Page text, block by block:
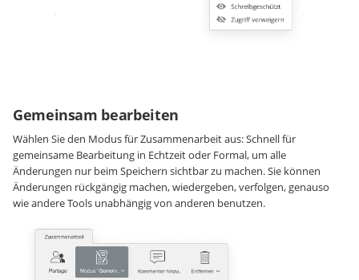
Gemeinsam bearbeiten
Wählen Sie den Modus für Zusammenarbeit aus: Schnell für
gemeinsame Bearbeitung in Echtzeit oder Formal, um alle
Änderungen nur beim Speichern sichtbar zu machen. Sie können
Änderungen rückgängig machen, wiedergeben, verfolgen, genauso
wie andere Tools unabhängig von anderen benutzen.